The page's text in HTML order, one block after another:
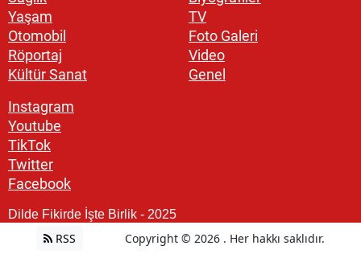
Yaşam
Otomobil
Röportaj
Kültür Sanat
TV
Foto Galeri
Video
Genel
Instagram
Youtube
TikTok
Twitter
Facebook
Dilde Fikirde İşte Birlik - 2025
RSS Copyright © 2026 . Her hakkı saklıdır.